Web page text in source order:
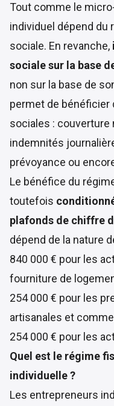
Tout comme le
individuel dépend du
sociale. En revanche,
sociale sur la base
non sur la base de
permet de bénéficier
sociales : couverture
indemnités
prévoyance ou
Le bénéfice du
toutefois
plafonds de chiffre
dépend de la nature
840 000 € pour les
fourniture de
254 000 € pour les
artisanales et
254 000 € pour les
Quel est le régime
individuelle ?
Les entrepreneurs